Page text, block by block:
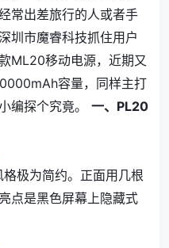
常出差旅行的人或者手
圳市魔睿科技抓住用户
ML20移动电源，近期又
容量，同样主打
编探个究竟。 一、PL20
极为简约。正面用几根
点是黑色屏幕上隐藏式